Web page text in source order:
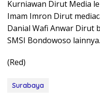
Kurniawan Dirut Media
Imam Imron Dirut
Danial Wafi Anwar Dirut
SMSI Bondowoso lainnya.
(Red)
Surabaya